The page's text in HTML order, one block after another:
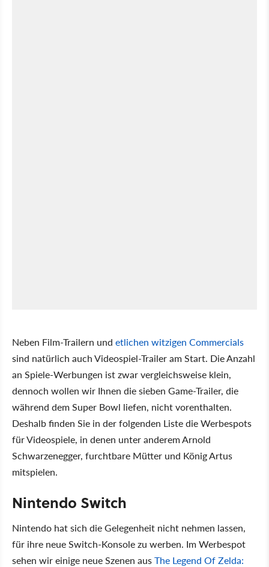
Neben Film-Trailern und etlichen witzigen Commercials
sind natürlich auch Videospiel-Trailer am Start. Die Anzahl
an Spiele-Werbungen ist zwar vergleichsweise klein,
dennoch wollen wir Ihnen die sieben Game-Trailer, die
während dem Super Bowl liefen, nicht vorenthalten.
Deshalb finden Sie in der folgenden Liste die Werbespots
für Videospiele, in denen unter anderem Arnold
Schwarzenegger, furchtbare Mütter und König Artus
mitspielen.
Nintendo Switch
Nintendo hat sich die Gelegenheit nicht nehmen lassen,
für ihre neue Switch-Konsole zu werben. Im Werbespot
sehen wir einige neue Szenen ausThe Legend Of Zelda: